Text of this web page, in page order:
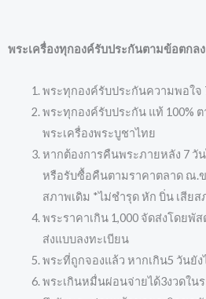
พระเครื่องทุกองค์รับประกันตามข้อตกล
พระทุกองค์รับประกันความพอใจ
พระทุกองค์รับประกัน แท้ 100%
พระเครื่องพระบูชาไทย
หากต้องการคืนพระภายหลัง 7 วั
หรือรับซื้อคืนตามราคาตลาด ณ.
สภาพเดิม *ไม่ชำรุด หัก บิ่น เสียส
พระราคาเกิน 1,000 จัดส่งโดยพั
ส่งแบบลงทะเบียน
พระที่ถูกจองแล้ว หากเกิน5 วันยั
พระเกินหมื่นผ่อนจ่ายได้3งวดใน